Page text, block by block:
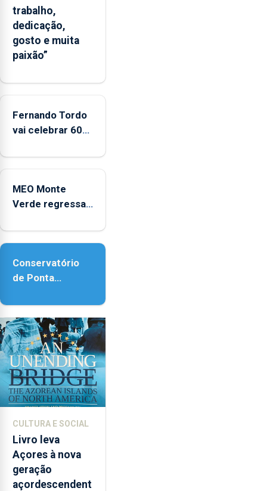
um
“decréscimo
significativo”
da
entre
e
2025
trabalho,
dedicação,
gosto e muita
paixão”
Fernando Tordo
vai celebrar 60
no Coliseu
MEO Monte
Verde regressa
acessibilidade
Conservatório
de Ponta
contar com
novos
instrumentos
CULTURA E SOCIAL
Livro leva
Açores à nova
geração
açordescendent